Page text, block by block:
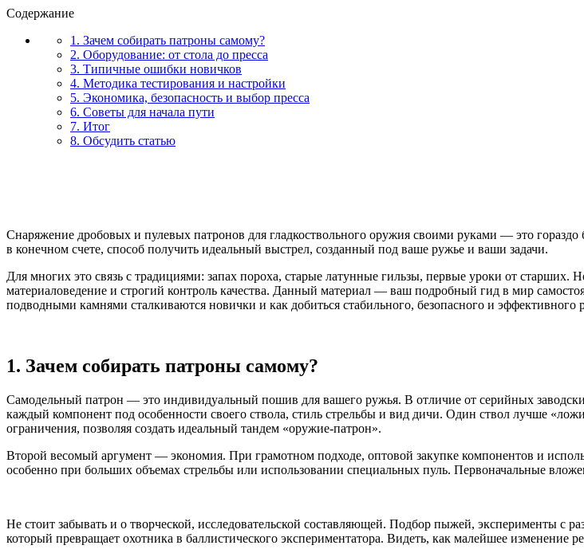
Содержание
1. Зачем собирать патроны самому?
2. Оборудование: от стола до пресса
3. Типичные ошибки новичков
4. Методика тестирования и настройки
5. Экономика, безопасность и выбор пресса
6. Советы для начала пути
7. Итог
8. Обсудить статью
Снаряжение дробовых и пулевых патронов для гладкоствольного оружия своими руками — это
в конечном счете, способ получить идеальный выстрел, созданный под ваше ружье и ваши задачи.
Для многих это связь с традициями: запах пороха, старые латунные гильзы, первые уроки от
материаловедение и строгий контроль качества. Данный материал — ваш подробный гид в мир
подводными камнями сталкиваются новички и как добиться стабильного, безопасного и эффективного
1. Зачем собирать патроны самому?
Самодельный патрон — это индивидуальный пошив для вашего ружья. В отличие от серийных
каждый компонент под особенности своего ствола, стиль стрельбы и вид дичи. Один ствол лучше
ограничения, позволяя создать идеальный тандем «оружие-патрон».
Второй весомый аргумент — экономия. При грамотном подходе, оптовой закупке компонентов и
особенно при больших объемах стрельбы или использовании специальных пуль. Первоначальные
Не стоит забывать и о творческой, исследовательской составляющей. Подбор пыжей, эксперименты с
который превращает охотника в баллистического экспериментатора. Видеть, как малейшее изменение